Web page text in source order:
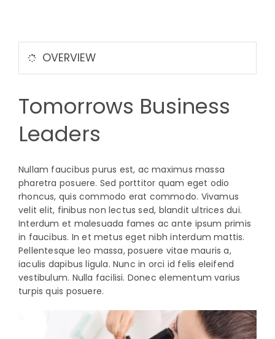
Sponsors & exhibitors
Contact
OVERVIEW
Tomorrows Business
Leaders
Nullam faucibus purus est, ac maximus massa
pharetra posuere. Sed porttitor quam eget odio
rhoncus, quis commodo erat commodo. Vivamus
velit elit, finibus non lectus sed, blandit ultrices dui.
Interdum et malesuada fames ac ante ipsum primis
in faucibus. In et metus eget nibh interdum mattis.
Pellentesque leo massa, posuere vitae mauris a,
iaculis dapibus ligula. Nunc in orci id felis eleifend
vestibulum. Nulla facilisi. Donec elementum varius
turpis quis posuere.